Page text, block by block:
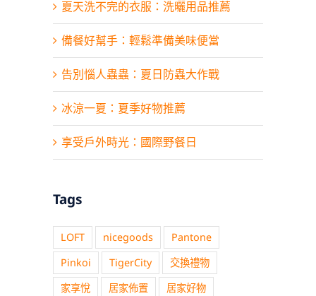
夏天洗不完的衣服：洗曬用品推薦
備餐好幫手：輕鬆準備美味便當
告別惱人蟲蟲：夏日防蟲大作戰
冰涼一夏：夏季好物推薦
享受戶外時光：國際野餐日
Tags
LOFT nicegoods
Pantone
Pinkoi
TigerCity
交換禮物
家享悅
居家佈置
居家好物
品牌總覽
經銷／批發／團購合作
關於我們
聯絡我們
人才招募